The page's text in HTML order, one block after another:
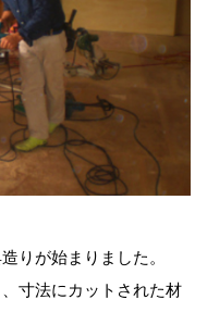
りが始まりました。
寸法にカットされた材